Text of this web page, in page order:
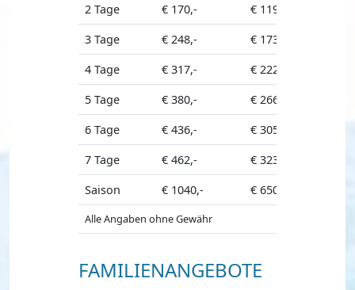
2 Tage
€ 170,- € 119,-
3 Tage
€ 248,- € 173,-
4 Tage
€ 317,- € 222,-
5 Tage
€ 380,- € 266,-
6 Tage
€ 436,- € 305,-
7 Tage
€ 462,- € 323,-
Saison
€ 1040,- € 650,-
Alle Angaben ohne Gewähr
FAMILIENANGEBOTE